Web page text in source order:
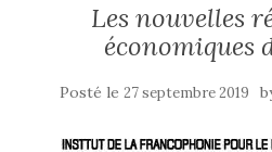
Les nouvelles
économiques
Posté le 27 septembre 2019